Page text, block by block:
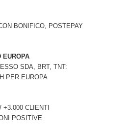
BONIFICO, POSTEPAY
EUROPA
SDA, BRT, TNT:
PER EUROPA
CLIENTI
POSITIVE